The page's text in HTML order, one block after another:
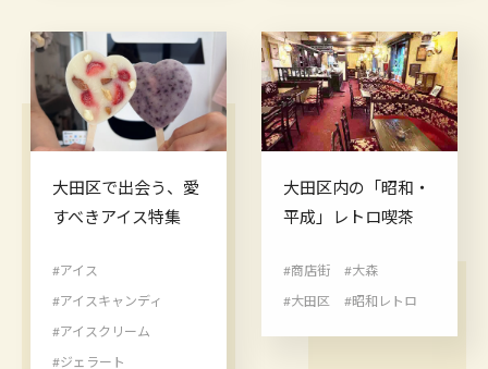
大田区で出会う、愛
すべきアイス特集
#アイス
#アイスキャンディ
#アイスクリーム
#ジェラート
大田区内の「昭和・
平成」レトロ喫茶
#商店街
#大森
#大田区
#昭和レトロ